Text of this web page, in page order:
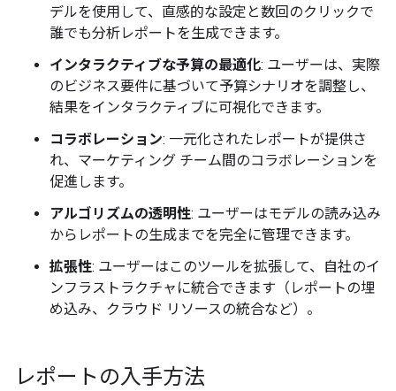
デルを使用して、直感的な設定と数回のクリックで
誰でも分析レポートを生成できます。
インタラクティブな予算の最適化: ユーザーは、実際
のビジネス要件に基づいて予算シナリオを調整し、
結果をインタラクティブに可視化できます。
コラボレーション: 一元化されたレポートが提供さ
れ、マーケティング チーム間のコラボレーションを
促進します。
アルゴリズムの透明性: ユーザーはモデルの読み込み
からレポートの生成までを完全に管理できます。
拡張性: ユーザーはこのツールを拡張して、自社のイ
ンフラストラクチャに統合できます（レポートの埋
め込み、クラウド リソースの統合など）。
レポートの入手方法